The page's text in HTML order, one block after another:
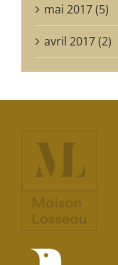
mai 2017 (5)
avril 2017 (2)